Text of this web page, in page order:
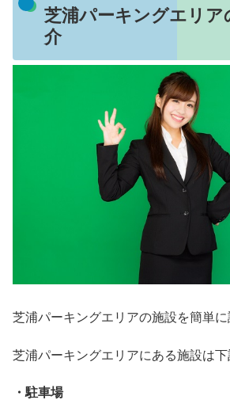
芝浦パーキングエリア
介
芝浦パーキングエリアの施設を簡単に
芝浦パーキングエリアにある施設は下
・駐車場